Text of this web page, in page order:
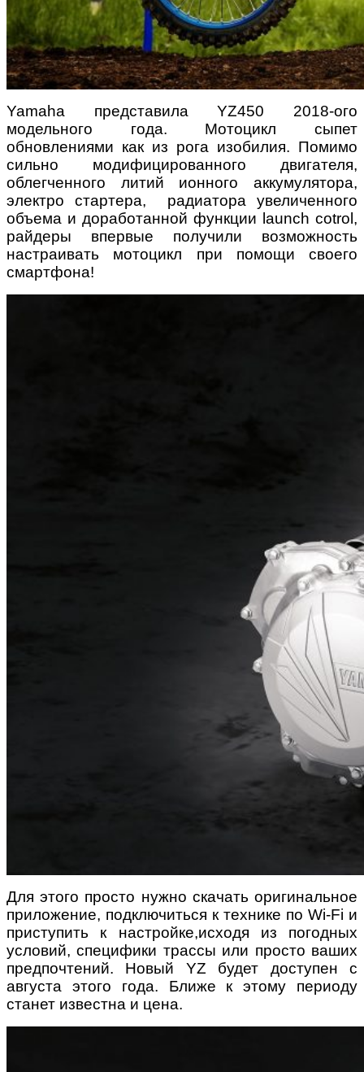
Yamaha представила YZ450 2018-ого
модельного года. Мотоцикл сыпет
обновлениями как из рога изобилия. Помимо
сильно модифицированного двигателя,
облегченного литий ионного аккумулятора,
электро стартера, радиатора увеличенного
объема и доработанной функции launch cotrol,
райдеры впервые получили возможность
настраивать мотоцикл при помощи своего
смартфона!
Для этого просто нужно скачать оригинальное
приложение, подключиться к технике по Wi-Fi и
приступить к настройке,исходя из погодных
условий, специфики трассы или просто ваших
предпочтений. Новый YZ будет доступен с
августа этого года. Ближе к этому периоду
станет известна и цена.